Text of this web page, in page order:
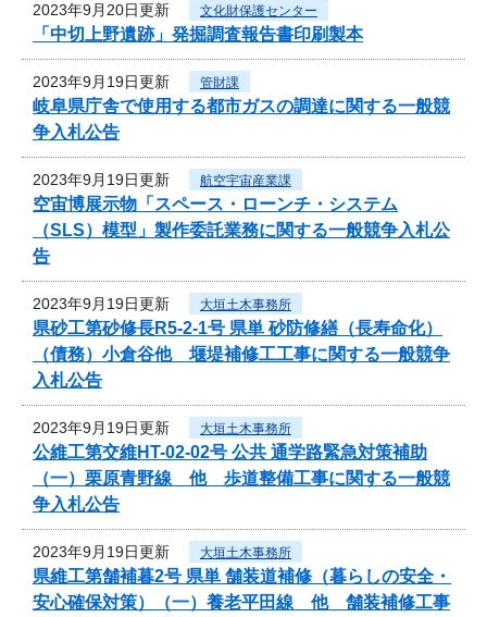
2023年9月20日更新 文化財保護センター
「中切上野遺跡」発掘調査報告書印刷製本
2023年9月19日更新 管財課
岐阜県庁舎で使用する都市ガスの調達に関する一般競
争入札公告
2023年9月19日更新 航空宇宙産業課
空宙博展示物「スペース・ローンチ・システム
（SLS）模型」製作委託業務に関する一般競争入札公
告
2023年9月19日更新 大垣土木事務所
県砂工第砂修長R5-2-1号 県単 砂防修繕（長寿命化）
（債務）小倉谷他 堰堤補修工工事に関する一般競争
入札公告
2023年9月19日更新 大垣土木事務所
公維工第交維HT-02-02号 公共 通学路緊急対策補助
（一）栗原青野線 他 歩道整備工事に関する一般競
争入札公告
2023年9月19日更新 大垣土木事務所
県維工第舗補暮2号 県単 舗装道補修（暮らしの安全・
安心確保対策）（一）養老平田線 他 舗装補修工事